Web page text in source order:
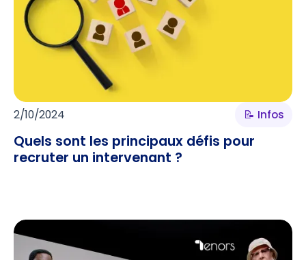
2/10/2024 📝 Infos
Quels sont les principaux défis pour
recruter un intervenant ?